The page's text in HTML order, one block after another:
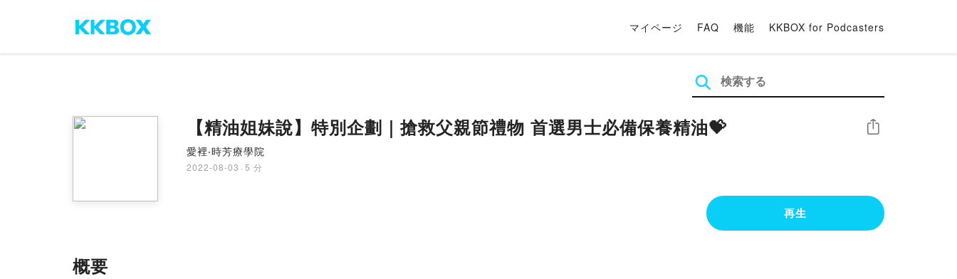
マイページ FAQ 機能 KKBOX for Podcasters
【精油姐妹說】特別企劃｜搶救父親節禮物 首選男士必備保養精油💝
愛裡‧時芳療學院
2022-08-03 · 5 分
シェア
再生
概要